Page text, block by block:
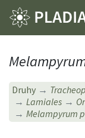
Druhy
Lamiales
Melampyrum